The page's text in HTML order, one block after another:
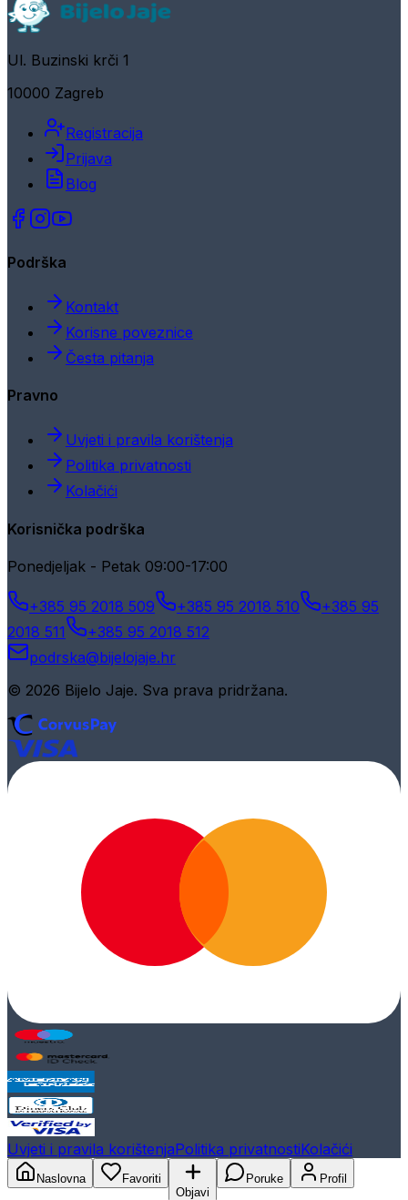
Ul. Buzinski krči 1
10000 Zagreb
Registracija
Prijava
Blog
Podrška
Kontakt
Korisne poveznice
Česta pitanja
Pravno
Uvjeti i pravila korištenja
Politika privatnosti
Kolačići
Korisnička podrška
Ponedjeljak - Petak 09:00-17:00
+385 95 2018 509 +385 95 2018 510
+385 95
2018 511
+385 95 2018 512
podrska@bijelojaje.hr
© 2026 Bijelo Jaje. Sva prava pridržana.
Uvjeti i pravila korištenjaPolitika privatnostiKolačići
Naslovna
Favoriti
Objavi
Poruke Profil